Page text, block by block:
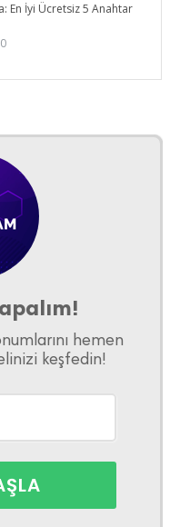
En İyi Ücretsiz 5 Anahtar
hemen
keşfedin!